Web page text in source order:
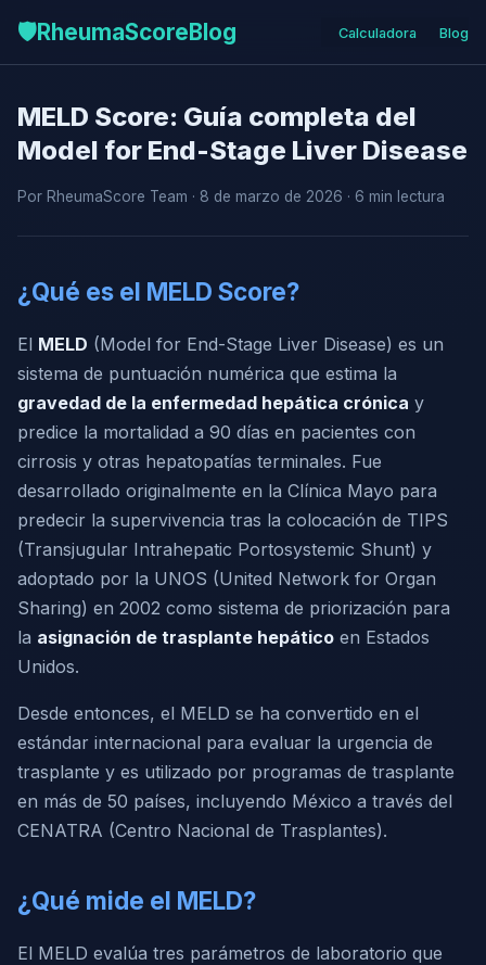
🛡️RheumaScoreBlog Calculadora Blog
MELD Score: Guía completa del
Model for End-Stage Liver Disease
Por RheumaScore Team · 8 de marzo de 2026 · 6 min lectura
¿Qué es el MELD Score?
El MELD (Model for End-Stage Liver Disease) es un
sistema de puntuación numérica que estima la
gravedad de la enfermedad hepática crónica y
predice la mortalidad a 90 días en pacientes con
cirrosis y otras hepatopatías terminales. Fue
desarrollado originalmente en la Clínica Mayo para
predecir la supervivencia tras la colocación de TIPS
(Transjugular Intrahepatic Portosystemic Shunt) y
adoptado por la UNOS (United Network for Organ
Sharing) en 2002 como sistema de priorización para
la asignación de trasplante hepático en Estados
Unidos.
Desde entonces, el MELD se ha convertido en el
estándar internacional para evaluar la urgencia de
trasplante y es utilizado por programas de trasplante
en más de 50 países, incluyendo México a través del
CENATRA (Centro Nacional de Trasplantes).
¿Qué mide el MELD?
El MELD evalúa tres parámetros de laboratorio que